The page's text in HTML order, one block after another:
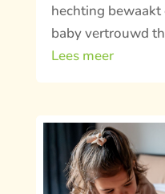
hechting
baby vertrouwd
Lees meer